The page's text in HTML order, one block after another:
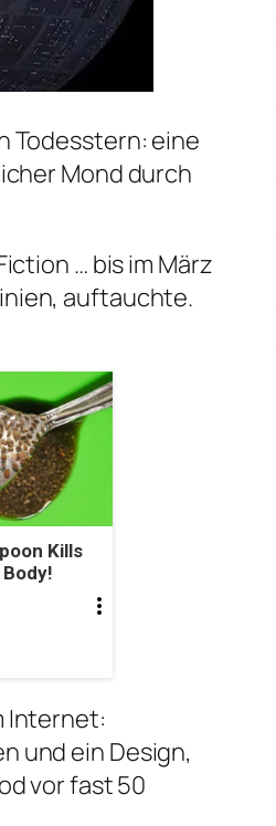
Todesstern: eine
Mond durch
… bis im März
auftauchte.
Kills
Internet:
und ein Design,
vor fast 50